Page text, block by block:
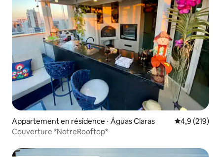
Appartement en résidence ⋅ Águas Claras Évaluation
4,9 (219)
Couverture *NotreRooftop*